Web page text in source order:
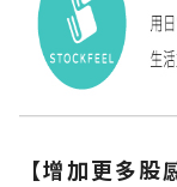
【增加更多股